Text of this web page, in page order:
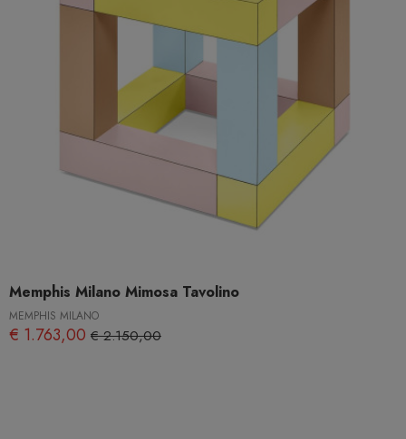
Memphis Milano Mimosa Tavolino
MEMPHIS MILANO
€ 1.763,00 € 2.150,00